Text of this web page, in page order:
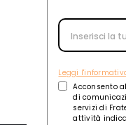
Leggi
Acconsento
di
servizi di
attività